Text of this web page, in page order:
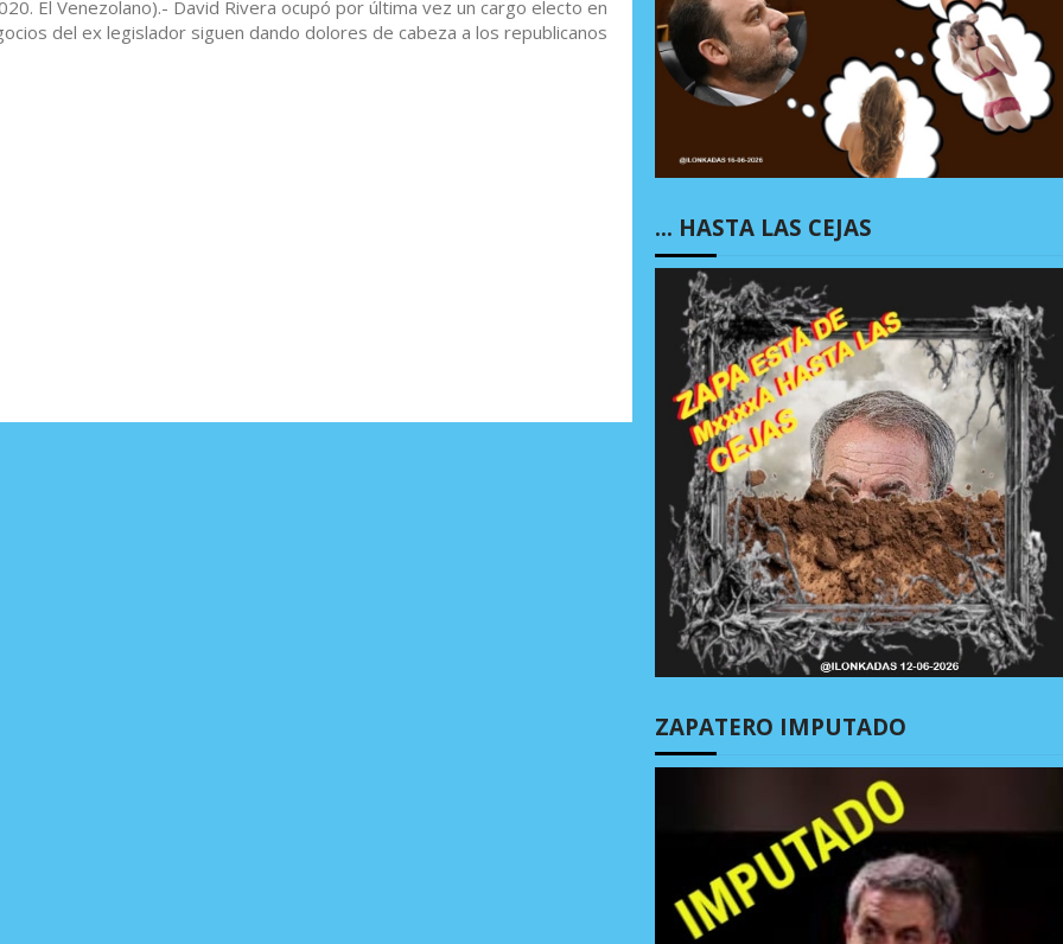
El Venezolano).- David Rivera ocupó por última vez un cargo electo en
del ex legislador siguen dando dolores de cabeza a los republicanos
… HASTA LAS CEJAS
ZAPATERO IMPUTADO